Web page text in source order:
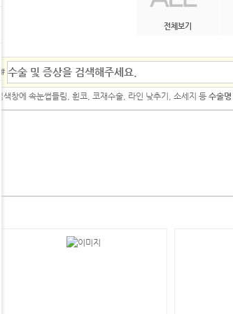
전체보기
#
검색창에 속눈썹들림, 휜코, 코재수술, 라인 낮추기, 소세지 등 수술명